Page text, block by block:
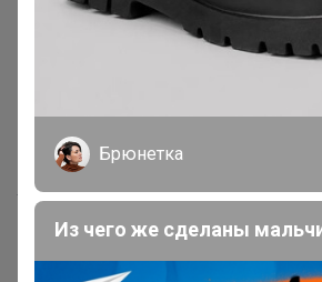
520р
Укрывной материал 60 черн.
2,1м*10м
Лента
Брюнетка
Из чего же сделаны